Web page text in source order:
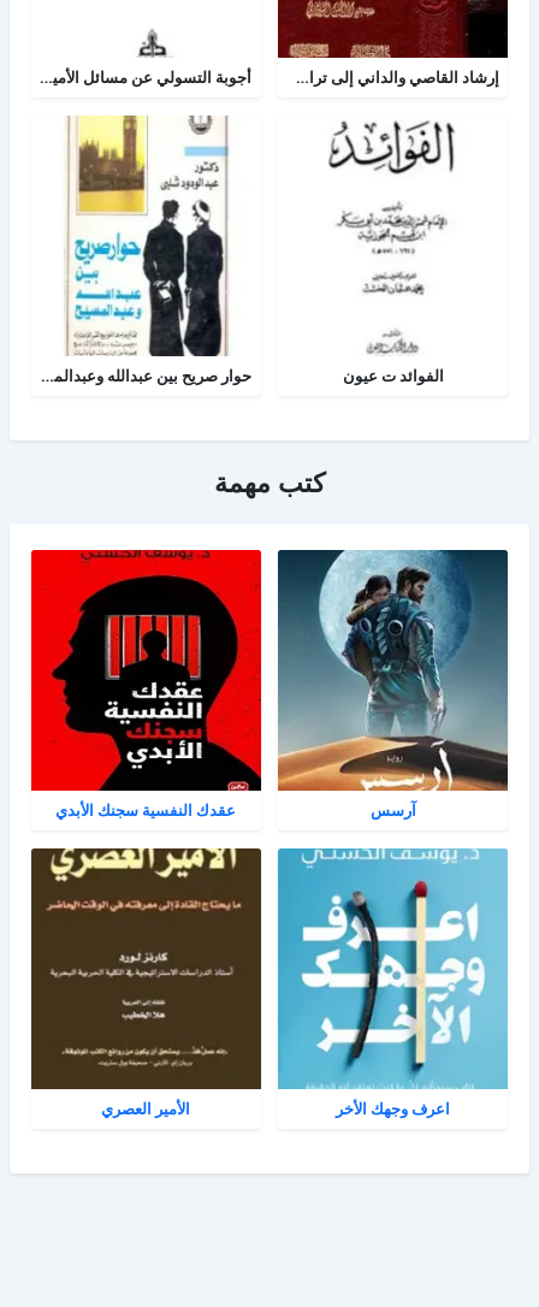
إرشاد القاصي والداني إلى تراجم شيوخ الطبراني أجوبة التسولي عن مسائل الأمير عبد القادر في الجهاد
الفوائد ت عيون حوار صريح بين عبدالله وعبدالمسيح
كتب مهمة
آرسس عقدك النفسية سجنك الأبدي
اعرف وجهك الأخر الأمير العصري